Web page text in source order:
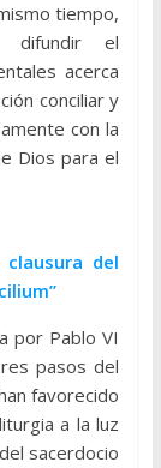
tiempo,
difundir el
acerca
conciliar y
con la
Dios para el
del
por Pablo VI
pasos del
favorecido
a la luz
sacerdocio